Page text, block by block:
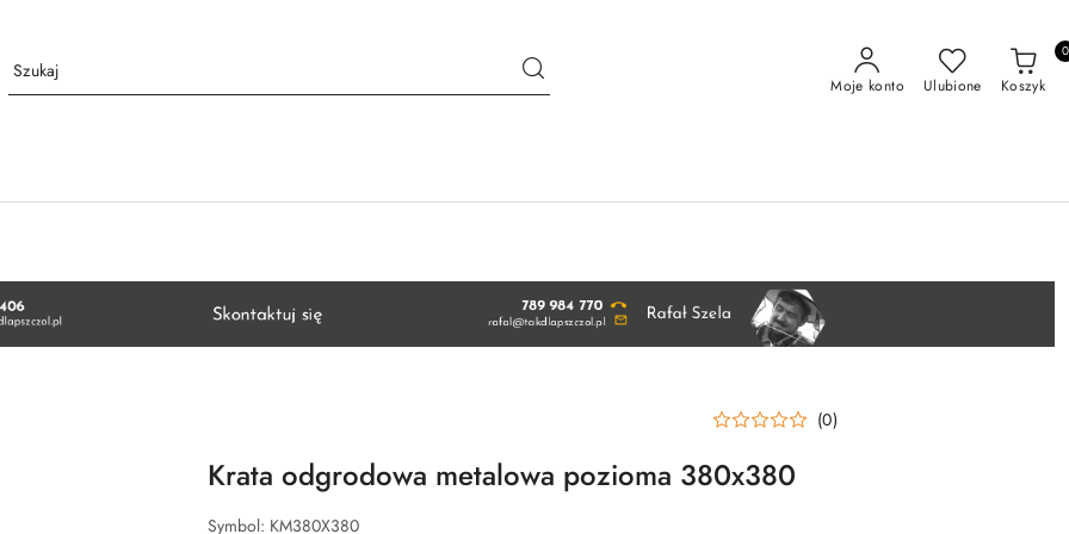
Moje konto Ulubione Koszyk
0
(0)
Krata odgrodowa metalowa pozioma 380x380
Symbol: KM380X380